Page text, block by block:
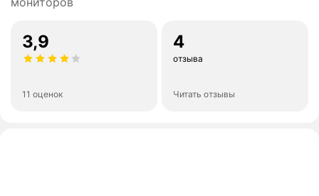
3,9
11 оценок
4
отзыва
Читать отзывы